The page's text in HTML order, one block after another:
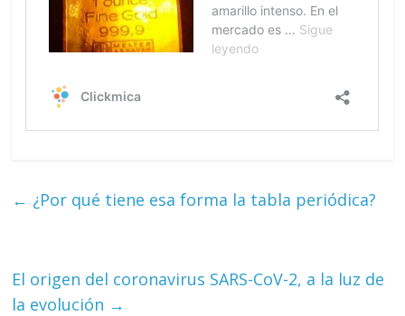
← ¿Por qué tiene esa forma la tabla periódica?
El origen del coronavirus SARS-CoV-2, a la luz de
la evolución →